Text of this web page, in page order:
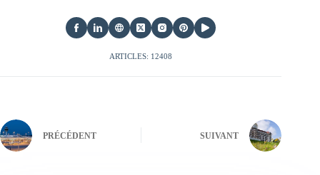
ARTICLES: 12408
PRÉCÉDENT SUIVANT